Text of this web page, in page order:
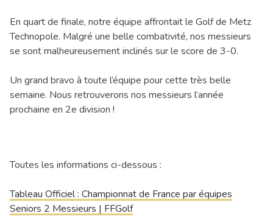
En quart de finale, notre équipe affrontait le Golf de Metz
Technopole. Malgré une belle combativité, nos messieurs
se sont malheureusement inclinés sur le score de 3-0.
Un grand bravo à toute l’équipe pour cette très belle
semaine. Nous retrouverons nos messieurs l’année
prochaine en 2e division !
Toutes les informations ci-dessous :
Tableau Officiel : Championnat de France par équipes
Seniors 2 Messieurs | FFGolf